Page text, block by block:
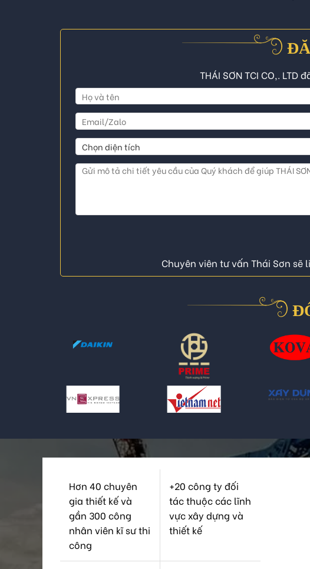
THÁI SƠN TCI CO,.
Chuyên viên tư vấn Thái Sơn sẽ
Hơn 40 chuyên
gia thiết kế và
gần 300 công
nhân viên kĩ sư thi
công
+20 công ty đối
tác thuộc các lĩnh
vực xây dựng và
thiết kế